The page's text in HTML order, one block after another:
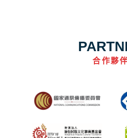
合作夥伴